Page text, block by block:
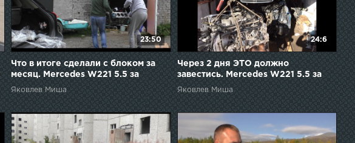
23:50
Что в итоге сделали с блоком за
месяц. Mercedes W221 5.5 за
265.000 р. Эпизод 6.
Яковлев Миша
24:6
Через 2 дня ЭТО должно
завестись. Mercedes W221 5.5 за
265.000 р. Эпизод 7.
Яковлев Миша